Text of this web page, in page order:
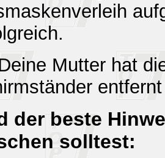
Mutter hat
der beste
solltest: